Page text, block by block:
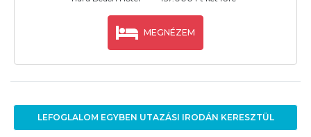
MEGNÉZEM
LEFOGLALOM EGYBEN UTAZÁSI IRODÁN KERESZTÜL